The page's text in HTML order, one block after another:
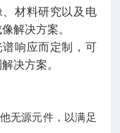
材料研究以及电
解决方案。
响应而定制，可
决方案。
无源元件，以满足